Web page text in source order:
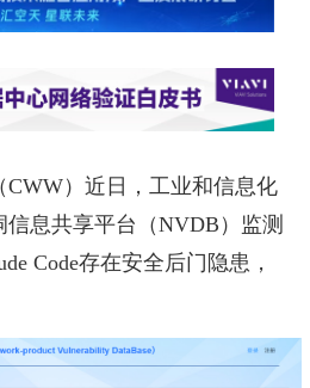
（CWW） 近日，工业和信息化
息共享平台（NVDB）监测
Code存在安全后门隐患，